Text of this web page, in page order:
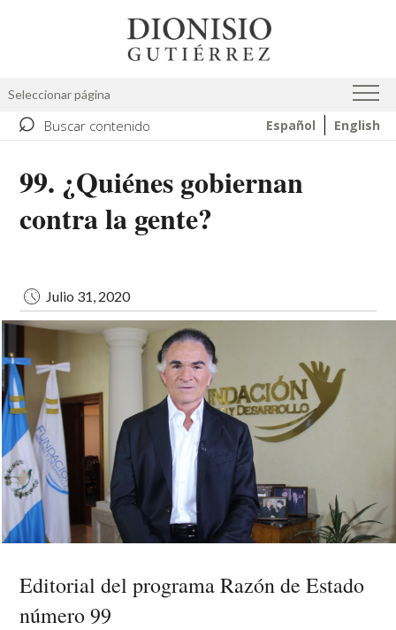
Seleccionar página
⌕ Buscar contenido Español English
99. ¿Quiénes gobiernan
contra la gente?
Julio 31, 2020
Editorial del programa Razón de Estado
número 99